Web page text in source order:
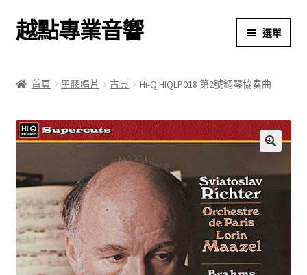
跳
至
覽
跳
至
要
越點專業音響 選單
關於我們
我的帳號
結帳
購物車
首頁 黑膠唱片 古典 Hi-Q HIQLP018 第2號鋼琴協奏曲